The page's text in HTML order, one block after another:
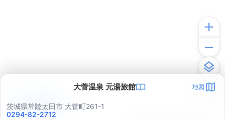
大菅温泉 元湯旅館 地図
茨城県常陸太田市 大菅町261-1
0294-82-2712
アプリで見る